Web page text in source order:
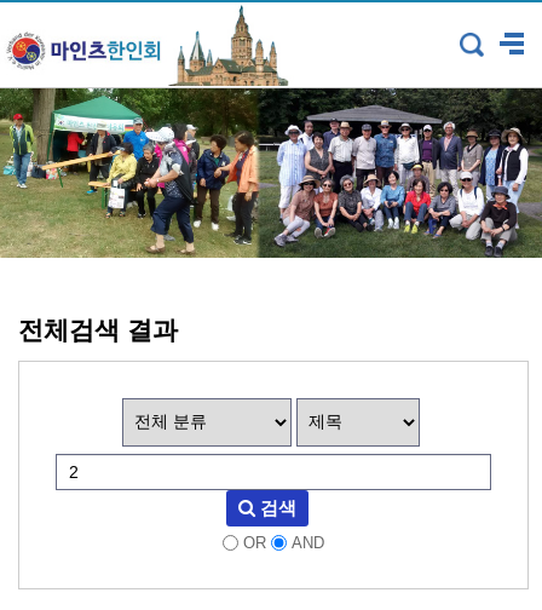
전체검색 결과
검색
OR AND